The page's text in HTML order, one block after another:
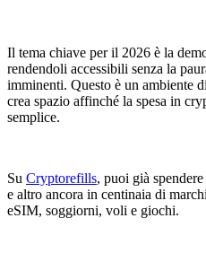
Il tema chiave per il 2026 è la
rendendoli accessibili senza la
imminenti. Questo è un ambiente
crea spazio affinché la spesa in
semplice.
Su Cryptorefills, puoi già
e altro ancora in centinaia di
eSIM, soggiorni, voli e giochi.